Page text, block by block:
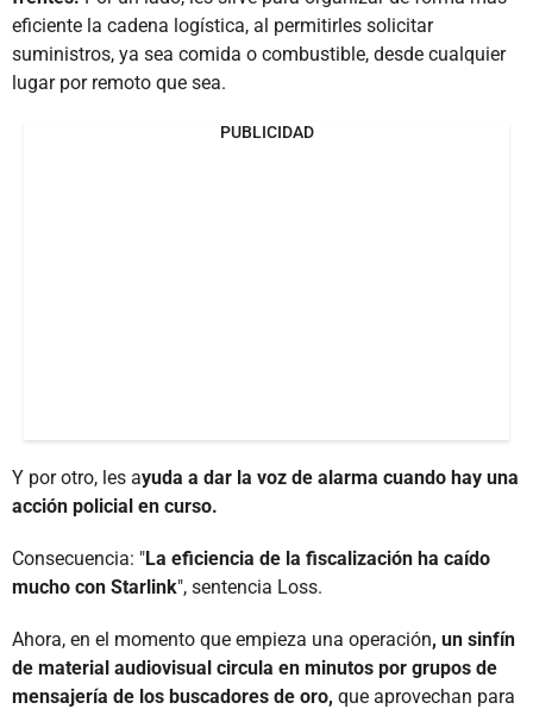
eficiente la cadena logística, al permitirles solicitar
suministros, ya sea comida o combustible, desde cualquier
lugar por remoto que sea.
PUBLICIDAD
Y por otro, les ayuda a dar la voz de alarma cuando hay una
acción policial en curso.
Consecuencia: "La eficiencia de la fiscalización ha caído
mucho con Starlink", sentencia Loss.
Ahora, en el momento que empieza una operación, un sinfín
de material audiovisual circula en minutos por grupos de
mensajería de los buscadores de oro, que aprovechan para